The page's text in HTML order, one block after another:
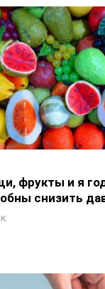
фрукты и я
снизить